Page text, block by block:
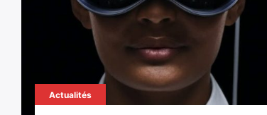
Actualités